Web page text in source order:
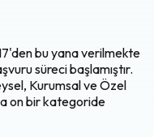
bu yana verilmekte
süreci başlamıştır.
Kurumsal ve Özel
on bir kategoride